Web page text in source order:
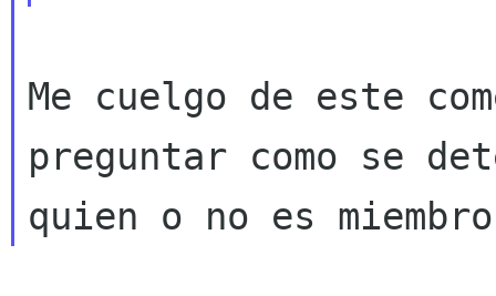
Me cuelgo de este
preguntar como se